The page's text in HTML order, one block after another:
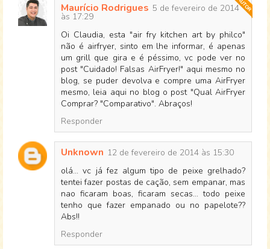
Maurício Rodrigues 5 de fevereiro de 2014
às 17:29
Oi Claudia, esta "air fry kitchen art by philco"
não é airfryer, sinto em lhe informar, é apenas
um grill que gira e é péssimo, vc pode ver no
post "Cuidado! Falsas AirFryer!" aqui mesmo no
blog, se puder devolva e compre uma AirFryer
mesmo, leia aqui no blog o post "Qual AirFryer
Comprar? "Comparativo". Abraços!
Responder
Unknown 12 de fevereiro de 2014 às 15:30
olá... vc já fez algum tipo de peixe grelhado?
tentei fazer postas de cação, sem empanar, mas
nao ficaram boas, ficaram secas... todo peixe
tenho que fazer empanado ou no papelote??
Abs!!
Responder